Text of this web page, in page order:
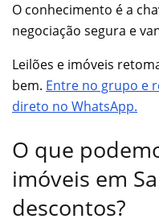
O conhecimento é a
negociação segura e
Leilões e imóveis
bem. Entre no grupo e
direto no WhatsApp.
O que
imóveis em
descontos?